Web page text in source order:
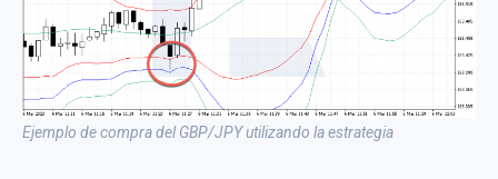
Ejemplo de compra del GBP/JPY utilizando la estrategia